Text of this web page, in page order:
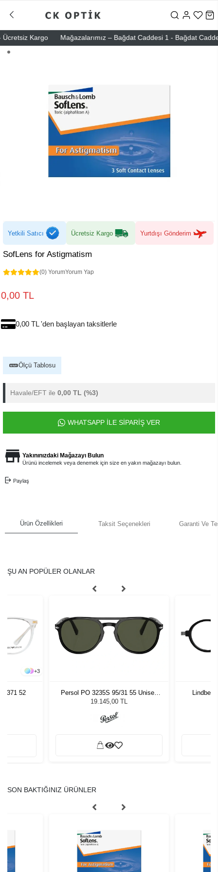
Kargo Mağazalarımız – Bağdat Caddesi 1 - Bağdat
Yetkili Satıcı Ücretsiz Kargo Yurtdışı Gönderim
SofLens for Astigmatism
(0) YorumYorum Yap
0,00 TL
0,00 TL 'den başlayan taksitlerle
Ölçü Tablosu
Havale/EFT ile 0,00 TL (%3)
WHATSAPP İLE SİPARİŞ VER
Yakınınızdaki Mağazayı Bulun
Ürünü incelemek veya denemek için size en yakın mağazayı bulun.
Paylaş
Ürün Özellikleri Taksit Seçenekleri Garanti Ve
ŞU AN POPÜLER OLANLAR
+3
5371 52
Persol PO 3235S 95/31 55 Unisex
Güneş Gözlüğü
19.145,00 TL
SON BAKTIĞINIZ ÜRÜNLER